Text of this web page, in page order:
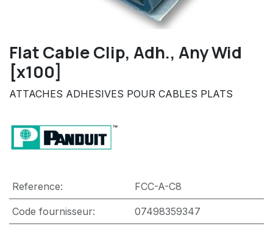
Flat Cable Clip, Adh., Any Wid
[x100]
ATTACHES ADHESIVES POUR CABLES PLATS
Reference: FCC-A-C8
Code fournisseur: 07498359347